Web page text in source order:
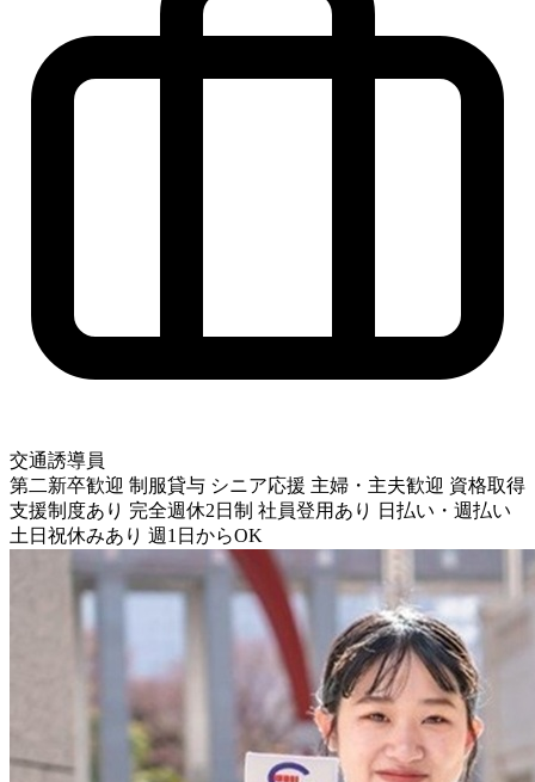
交通誘導員
第二新卒歓迎 制服貸与 シニア応援 主婦・主夫歓迎 資格取得
支援制度あり 完全週休2日制 社員登用あり
日払い・週払い
土日祝休みあり 週1日からOK